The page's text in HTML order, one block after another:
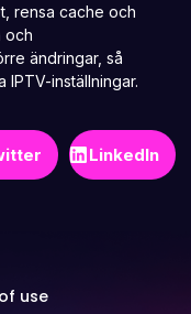
rensa cache och
och
ändringar, så
IPTV-inställningar.
LinkedIn
use